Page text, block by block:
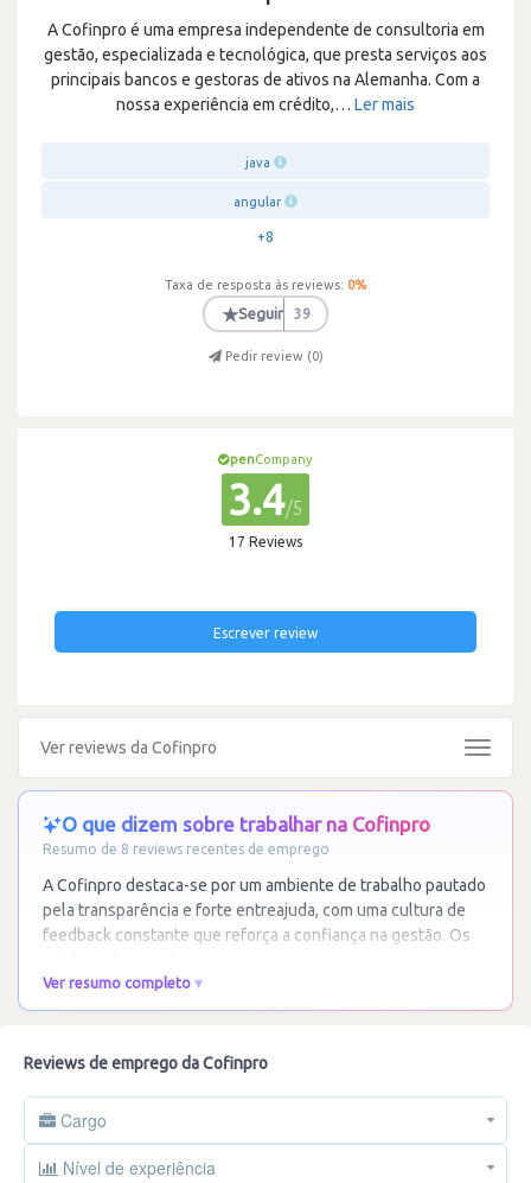
A Cofinpro é uma empresa independente de consultoria em
gestão, especializada e tecnológica, que presta serviços aos
principais bancos e gestoras de ativos na Alemanha. Com a
nossa experiência em crédito,… Ler mais
java
angular
+8
Taxa de resposta às reviews: 0%
★Seguir 39
Pedir review (0)
penCompany
3.4/5
17 Reviews
Escrever review
Ver reviews da Cofinpro
Toggle
O que dizem sobre trabalhar na Cofinpro
Resumo de 8 reviews recentes de emprego
A Cofinpro destaca-se por um ambiente de trabalho pautado
pela transparência e forte entreajuda, com uma cultura de
feedback constante que reforça a confiança na gestão. Os
Ver resumo completo
Reviews de emprego da Cofinpro
Cargo
Nível de experiência